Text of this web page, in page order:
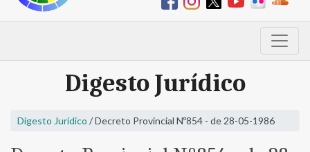
Digesto Jurídico
Digesto Jurídico / Decreto Provincial Nº854 - de 28-05-1986